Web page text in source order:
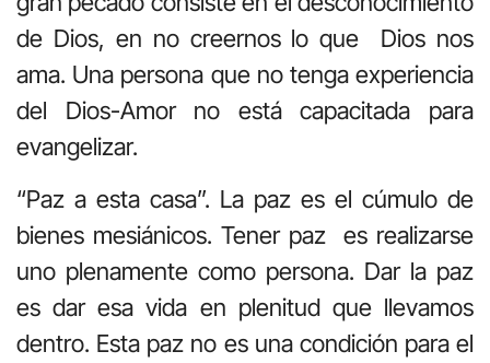
de Dios, en no creernos lo que Dios nos
ama. Una persona que no tenga experiencia
del Dios-Amor no está capacitada para
evangelizar.
“Paz a esta casa”. La paz es el cúmulo de
bienes mesiánicos. Tener paz es realizarse
uno plenamente como persona. Dar la paz
es dar esa vida en plenitud que llevamos
dentro. Esta paz no es una condición para el